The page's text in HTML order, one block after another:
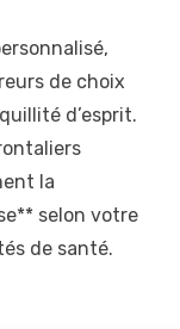
de choix
d’esprit.
la
selon votre
de santé.